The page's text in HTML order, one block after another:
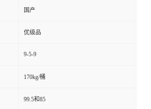
国产
优级品
9-5-9
170kg/桶
99.5和85